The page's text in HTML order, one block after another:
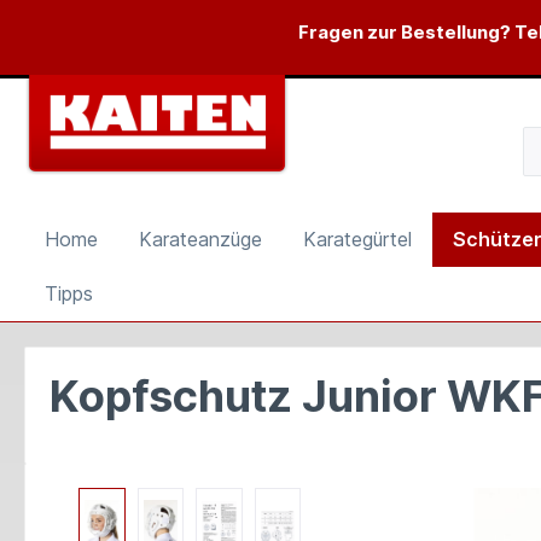
Zur Hauptnavigation springenFragen zur Bestellung?
Home Karateanzüge Karategürtel Schützer
Tipps
Kopfschutz Junior
Bildergalerie überspringen